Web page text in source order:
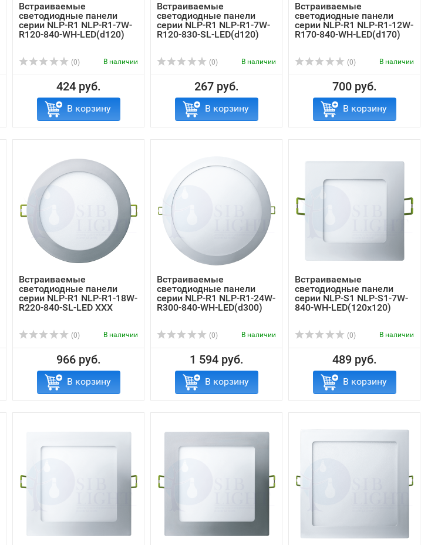
Встраиваемые
светодиодные панели
серии NLP-R1 NLP-R1-7W-
R120-840-WH-LED(d120)
(0) В наличии
424 руб.
В корзину
Встраиваемые
светодиодные панели
серии NLP-R1 NLP-R1-7W-
R120-830-SL-LED(d120)
(0) В наличии
267 руб.
В корзину
Встраиваемые
светодиодные панели
серии NLP-R1 NLP-R1-12W-
R170-840-WH-LED(d170)
(0) В наличии
700 руб.
В корзину
Встраиваемые
светодиодные панели
серии NLP-R1 NLP-R1-18W-
R220-840-SL-LED ХХХ
(0) В наличии
966 руб.
В корзину
Встраиваемые
светодиодные панели
серии NLP-R1 NLP-R1-24W-
R300-840-WH-LED(d300)
(0) В наличии
1 594 руб.
В корзину
Встраиваемые
светодиодные панели
серии NLP-S1 NLP-S1-7W-
840-WH-LED(120x120)
(0) В наличии
489 руб.
В корзину